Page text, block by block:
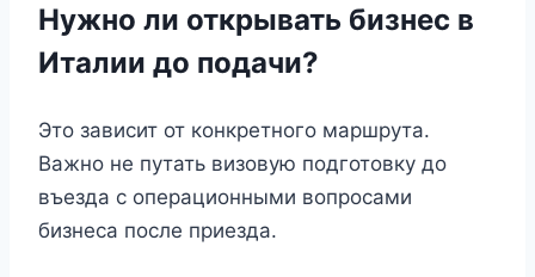
Нужно ли открывать бизнес в
Италии до подачи?
Это зависит от конкретного маршрута.
Важно не путать визовую подготовку до
въезда с операционными вопросами
бизнеса после приезда.